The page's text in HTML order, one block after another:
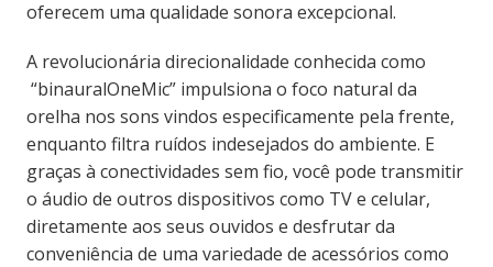
oferecem uma qualidade sonora excepcional.
A revolucionária direcionalidade conhecida como
“binauralOneMic”impulsiona o foco natural da
orelha nos sons vindos especificamente pela frente,
enquanto filtra ruídos indesejados do ambiente. E
graças à conectividades sem fio, você pode transmitir
o áudio de outros dispositivos como TV e celular,
diretamente aos seus ouvidos e desfrutar da
conveniência de uma variedade de acessórios como